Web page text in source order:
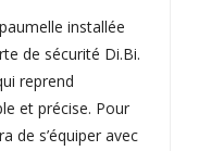
installée
de sécurité Di.Bi.
reprend
et précise. Pour
de s’équiper avec